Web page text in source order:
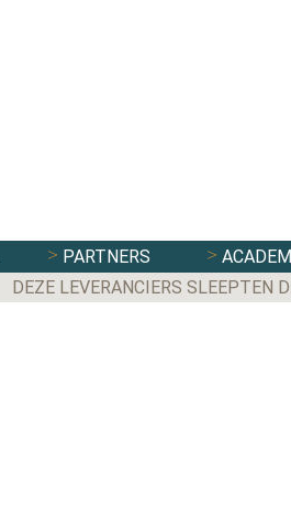
PARTNERS
DEZE LEVERANCIERS SLEEPTEN